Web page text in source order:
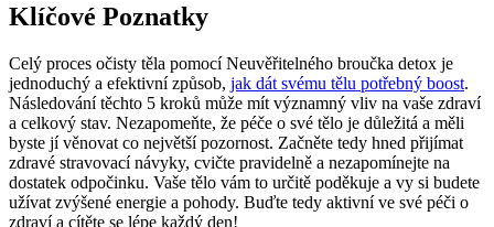
Klíčové Poznatky
Celý proces očisty těla pomocí Neuvěřitelného broučka detox je
jednoduchý a efektivní způsob, jak dát svému tělu potřebný boost.
Následování těchto 5 kroků může mít významný vliv na vaše zdraví
a celkový stav. Nezapomeňte, že péče o své tělo je důležitá a měli
byste jí věnovat co největší pozornost. Začněte tedy hned přijímat
zdravé stravovací návyky, cvičte pravidelně a nezapomínejte na
dostatek odpočinku. Vaše tělo vám to určitě poděkuje a vy si budete
užívat zvýšené energie a pohody. Buďte tedy aktivní ve své péči o
zdraví a cítěte se lépe každý den!